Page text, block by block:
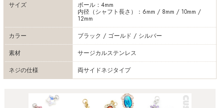
サイズ
ボール：4mm
内径（シャフト長さ）：6mm / 8mm / 10mm /
12mm
カラー
ブラック / ゴールド / シルバー
素材
サージカルステンレス
ネジの仕様
両サイドネジタイプ